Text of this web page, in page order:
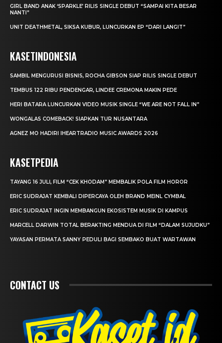
GIRL BAND ANAK ‘SPARKLE’ RILIS SINGLE DEBUT “SAMPAI KITA BESAR
NANTI”
UNIT DEATHMETAL, SIKSA KUBUR, LUNCURKAN EP “DARI LANGIT”
KASETINDONESIA
SAMBIL MENGURUSI BISNIS, ROCHA GIBSON SIAP RILIS SINGLE DEBUT
TEMBUS 122 RIBU PENDENGAR, LINDEE CREMONA MAKIN PEDE
HERI BATARA LUNCURKAN VIDEO MUSIK SINGLE “WE ARE NOT FALL IN”
WONGALAS COMEBACK! SIAPKAN TUR NUSANTARA
AGNEZ MO HADIRI IHEARTRADIO MUSIC AWARDS 2026
KASETPEDIA
TAYANG 16 JULI, FILM “CEK KHODAM” MEMBALIK POLA FILM HOROR
ERIC SUDRAJAT KEMBALI DIPERCAYA OLEH BRAND MEINL CYMBAL
ERIC SUDRAJAT INGIN MEMBANGUN EKOSISTEM MUSIK DI KAMPUS
MARCELL DARWIN TOTAL BERAKTING MENDUA DI FILM “DALAM SUJUDKU”
YAYASAN PERMATA SANNY PEDULI BAGI SEMBAKO BUAT WARTAWAN
CONTACT US